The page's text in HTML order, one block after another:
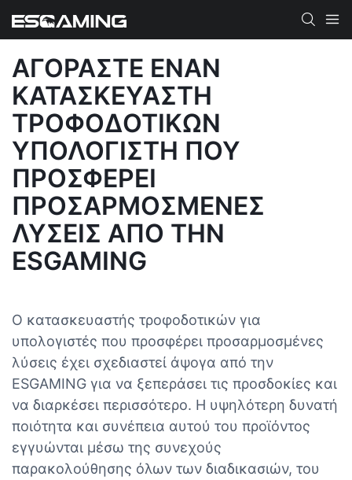
ΑΓΟΡΆΣΤΕ ΈΝΑΝ
ΚΑΤΑΣΚΕΥΑΣΤΉ
ΤΡΟΦΟΔΟΤΙΚΏΝ
ΥΠΟΛΟΓΙΣΤΉ ΠΟΥ
ΠΡΟΣΦΈΡΕΙ
ΠΡΟΣΑΡΜΟΣΜΈΝΕΣ
ΛΎΣΕΙΣ ΑΠΌ ΤΗΝ
ESGAMING
Ο κατασκευαστής τροφοδοτικών για
υπολογιστές που προσφέρει προσαρμοσμένες
λύσεις έχει σχεδιαστεί άψογα από την
ESGAMING για να ξεπεράσει τις προσδοκίες και
να διαρκέσει περισσότερο. Η υψηλότερη δυνατή
ποιότητα και συνέπεια αυτού του προϊόντος
εγγυώνται μέσω της συνεχούς
παρακολούθησης όλων των διαδικασιών, του